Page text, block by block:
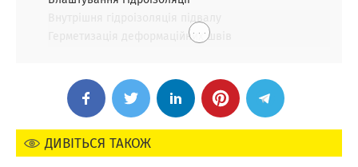
Герметизація деформаційних швів
. . .
ДИВІТЬСЯ ТАКОЖ